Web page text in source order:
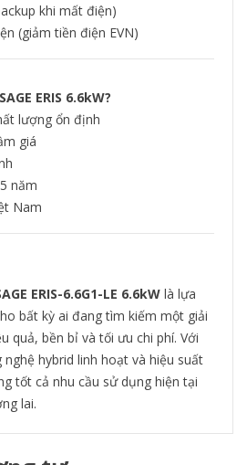
khi mất điện)
(giảm tiền điện EVN)
ERIS 6.6kW?
lượng ổn định
giá
năm
Nam
ERIS-6.6G1-LE 6.6kW là lựa
bất kỳ ai đang tìm kiếm một giải
quả, bền bỉ và tối ưu chi phí. Với
hybrid linh hoạt và hiệu suất
tốt cả nhu cầu sử dụng hiện tại
lai.